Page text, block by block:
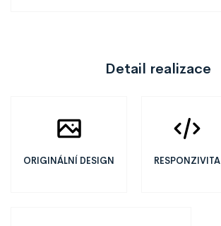
Detail realizace
ORIGINÁLNÍ DESIGN RESPONZIVITA